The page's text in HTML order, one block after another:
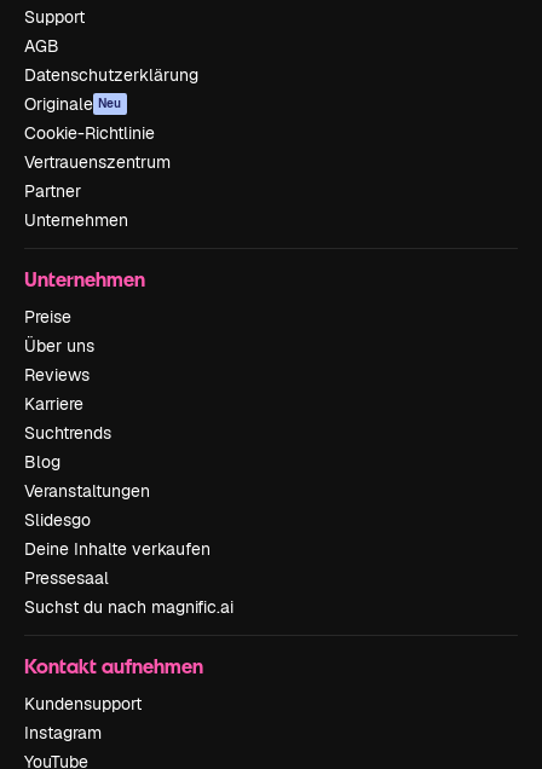
Support
AGB
Datenschutzerklärung
Originale Neu
Cookie-Richtlinie
Vertrauenszentrum
Partner
Unternehmen
Unternehmen
Preise
Über uns
Reviews
Karriere
Suchtrends
Blog
Veranstaltungen
Slidesgo
Deine Inhalte verkaufen
Pressesaal
Suchst du nach magnific.ai
Kontakt aufnehmen
Kundensupport
Instagram
YouTube